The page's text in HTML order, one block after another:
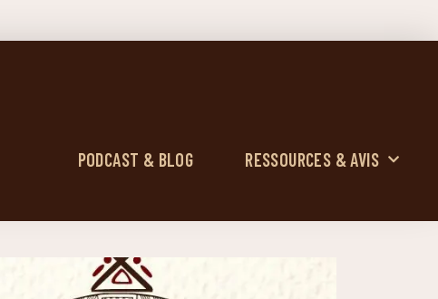
PODCAST & BLOG
RESSOURCES & AVIS